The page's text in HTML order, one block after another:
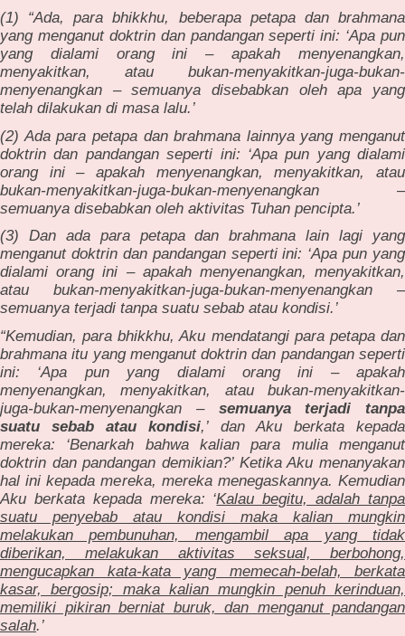
(1) “Ada, para bhikkhu, beberapa petapa dan brahmana
yang menganut doktrin dan pandangan seperti ini: ‘Apa pun
yang dialami orang ini – apakah menyenangkan,
menyakitkan, atau bukan-menyakitkan-juga-bukan-
menyenangkan – semuanya disebabkan oleh apa yang
telah dilakukan di masa lalu.’
(2) Ada para petapa dan brahmana lainnya yang menganut
doktrin dan pandangan seperti ini: ‘Apa pun yang dialami
orang ini – apakah menyenangkan, menyakitkan, atau
bukan-menyakitkan-juga-bukan-menyenangkan –
semuanya disebabkan oleh aktivitas Tuhan pencipta.’
(3) Dan ada para petapa dan brahmana lain lagi yang
menganut doktrin dan pandangan seperti ini: ‘Apa pun yang
dialami orang ini – apakah menyenangkan, menyakitkan,
atau bukan-menyakitkan-juga-bukan-menyenangkan –
semuanya terjadi tanpa suatu sebab atau kondisi.’
“Kemudian, para bhikkhu, Aku mendatangi para petapa dan
brahmana itu yang menganut doktrin dan pandangan seperti
ini: ‘Apa pun yang dialami orang ini – apakah
menyenangkan, menyakitkan, atau bukan-menyakitkan-
juga-bukan-menyenangkan – semuanya terjadi tanpa
suatu sebab atau kondisi,’ dan Aku berkata kepada
mereka: ‘Benarkah bahwa kalian para mulia menganut
doktrin dan pandangan demikian?’ Ketika Aku menanyakan
hal ini kepada mereka, mereka menegaskannya. Kemudian
Aku berkata kepada mereka: ‘Kalau begitu, adalah tanpa
suatu penyebab atau kondisi maka kalian mungkin
melakukan pembunuhan, mengambil apa yang tidak
diberikan, melakukan aktivitas seksual, berbohong,
mengucapkan kata-kata yang memecah-belah, berkata
kasar, bergosip; maka kalian mungkin penuh kerinduan,
memiliki pikiran berniat buruk, dan menganut pandangan
salah.’